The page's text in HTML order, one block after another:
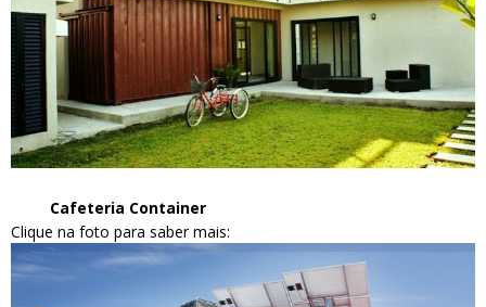
Cafeteria Container
Clique na foto para saber mais: